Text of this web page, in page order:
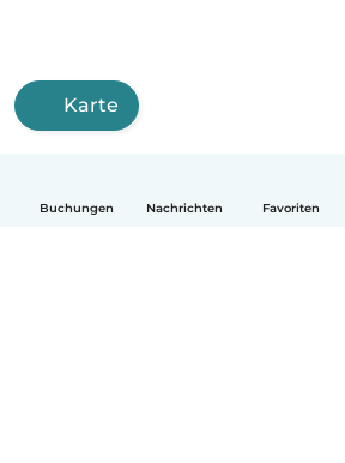
Buchungen Nachrichten Favoriten
Karte